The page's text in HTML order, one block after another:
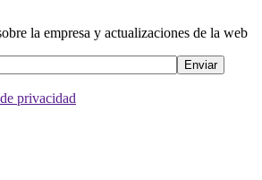
la empresa y actualizaciones de la web
privacidad